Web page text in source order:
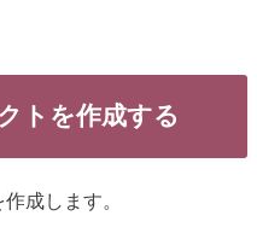
トを作成する
成します。